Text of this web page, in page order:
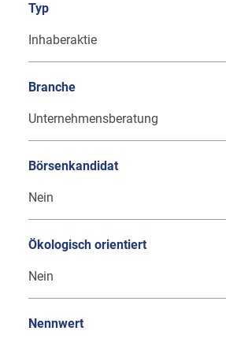
Typ
Inhaberaktie
Branche
Unternehmensberatung
Börsenkandidat
Nein
Ökologisch orientiert
Nein
Nennwert